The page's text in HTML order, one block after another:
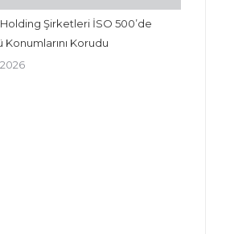
Şirketleri İSO 500’de
Konumlarını Korudu